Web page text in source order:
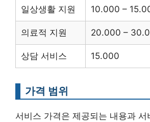
일상생활 지원 10.000 –
의료적 지원 20.000 –
상담 서비스 15.000
가격 범위
서비스 가격은 제공되는 내용과